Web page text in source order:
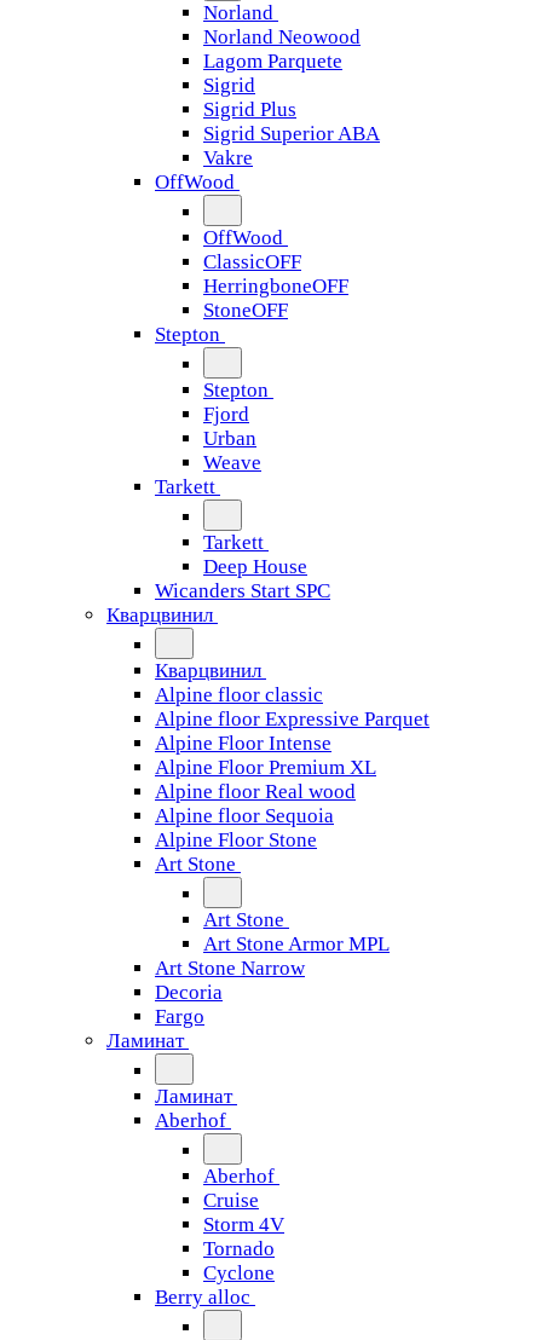
Norland
Norland Neowood
Lagom Parquete
Sigrid
Sigrid Plus
Sigrid Superior ABA
Vakre
OffWood
OffWood
ClassicOFF
HerringboneOFF
StoneOFF
Stepton
Stepton
Fjord
Urban
Weave
Tarkett
Tarkett
Deep House
Wicanders Start SPC
Кварцвинил
Кварцвинил
Alpine floor classic
Alpine floor Expressive Parquet
Alpine Floor Intense
Alpine Floor Premium XL
Alpine floor Real wood
Alpine floor Sequoia
Alpine Floor Stone
Art Stone
Art Stone
Art Stone Armor MPL
Art Stone Narrow
Decoria
Fargo
Ламинат
Ламинат
Aberhof
Aberhof
Cruise
Storm 4V
Tornado
Сyclone
Berry alloc